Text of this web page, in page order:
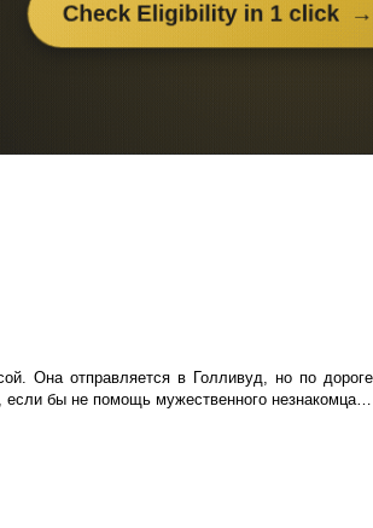
Она отправляется в Голливуд, но по
если бы не помощь мужественного незнакомца…